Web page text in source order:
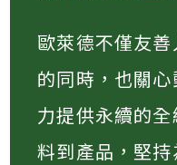
歐萊德不僅友
的同時，也關
力提供永續的
料到產品，堅